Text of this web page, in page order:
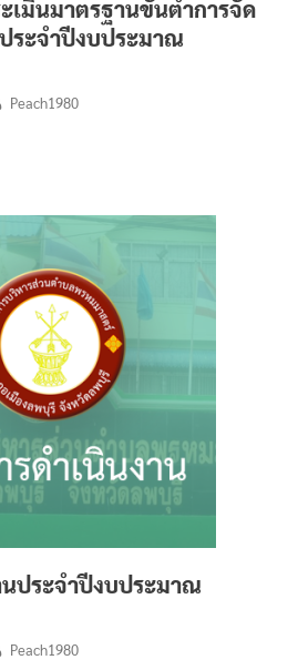
เมินมาตรฐานขั้นต่ำการจัด
ระจำปีงบประมาณ
Peach1980
ประจำปีงบประมาณ
Peach1980